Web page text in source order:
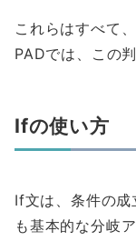
これらはすべて
PADでは、この
Ifの使い方
If文は、条件の成
も基本的な分岐